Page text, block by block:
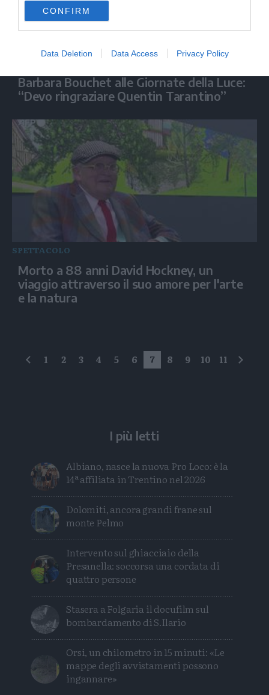
CONFIRM
Data Deletion Data Access Privacy Policy
Barbara Bouchet alle Giornate della Luce:
“Devo ringraziare Quentin Tarantino”
SPETTACOLO
Morto a 88 anni David Hockney, un
viaggio attraverso il suo amore per l'arte
e la natura
precedente
1 2 3 4 5 6 7 8 9 10 11
I più letti
Albiano, nasce la nuova Pro Loco: è la
14ª affiliata in Trentino nel 2026
Dolomiti, ancora grandi frane sul
monte Pelmo
Intervento sul ghiacciaio della
Presanella: soccorsa una cordata di
quattro persone
Stasera a Folgaria il docufilm sul
bombardamento di S.Ilario
Orsi, un chilometro in 15 minuti: «Le
mappe degli avvistamenti possono
ingannare»